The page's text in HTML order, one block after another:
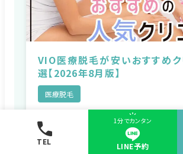
TEL
1分でカンタン
LINE予約
VIO医療脱毛が安いおすすめ
選【2026年8月版】
医療脱毛